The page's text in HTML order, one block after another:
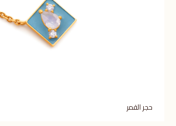
حجر القمر